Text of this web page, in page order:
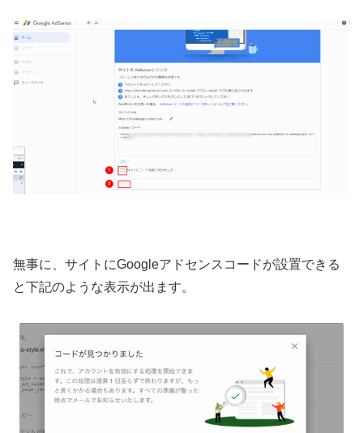
無事に、サイトにGoogleアドセンスコードが設置できる
と下記のような表示が出ます。